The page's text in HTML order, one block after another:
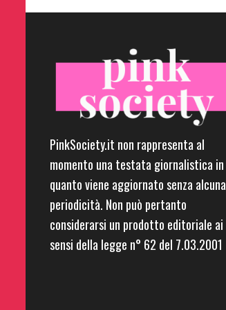
PinkSociety.it non rappresenta al
momento una testata giornalistica in
quanto viene aggiornato senza alcuna
periodicità. Non può pertanto
considerarsi un prodotto editoriale ai
sensi della legge n° 62 del 7.03.2001